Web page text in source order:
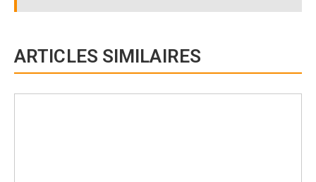
ARTICLES SIMILAIRES